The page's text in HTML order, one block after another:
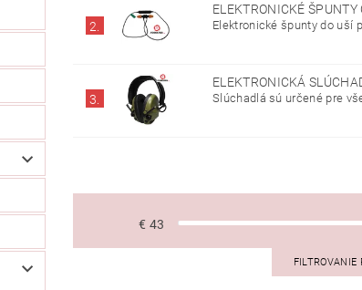
2.
ELEKTRONICKÉ ŠPUNTY
Elektronické špunty do uší
3.
ELEKTRONICKÁ
Slúchadlá sú určené pre
€ 43
FILTROVANIE